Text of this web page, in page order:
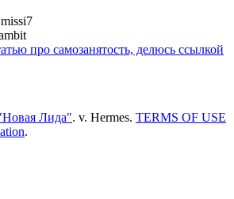
про самозанятость, делюсь ссылкой
Лида". v. Hermes. TERMS OF USE
.